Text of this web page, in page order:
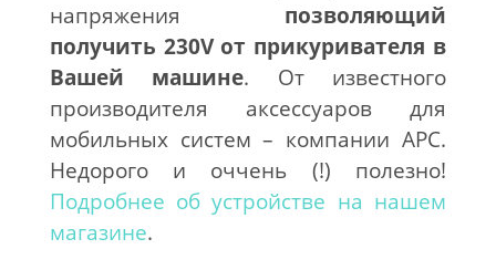
напряжения позволяющий
получить 230V от прикуривателя в
Вашей машине. От известного
производителя аксессуаров для
мобильных систем – компании APC.
Недорого и оччень (!) полезно!
Подробнее об устройстве на нашем
магазине.